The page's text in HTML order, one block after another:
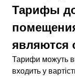
Тарифы
являются
Тарифи можуть
входить у